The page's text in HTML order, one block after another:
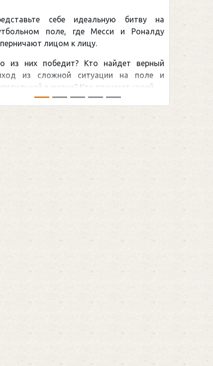
себе идеальную битву на
поле, где Месси и Роналду
лицом к лицу.
из них победит? Кто найдет верный
из сложной ситуации на поле и
в жизни? Кто принесет своей ...